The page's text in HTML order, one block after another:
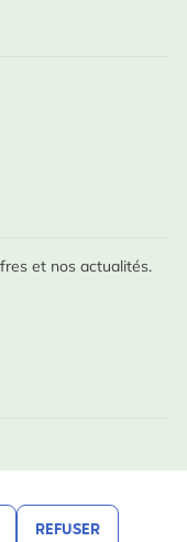
REFUSER
et nos actualités.